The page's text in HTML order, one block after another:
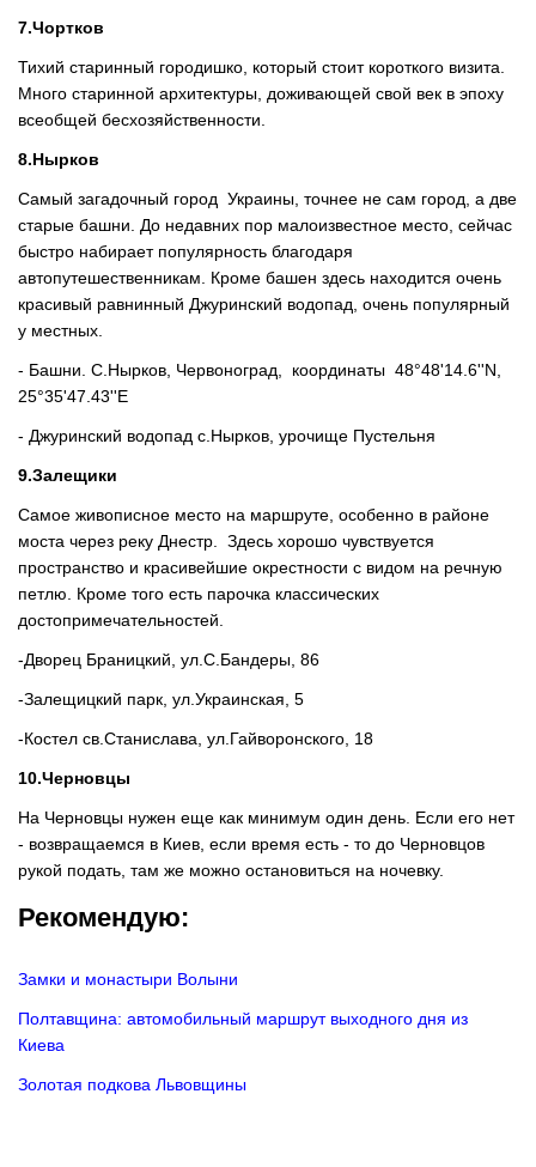
7.Чортков
Тихий старинный городишко, который стоит короткого визита.
Много старинной архитектуры, доживающей свой век в эпоху
всеобщей бесхозяйственности.
8.Нырков
Самый загадочный город Украины, точнее не сам город, а две
старые башни. До недавних пор малоизвестное место, сейчас
быстро набирает популярность благодаря
автопутешественникам. Кроме башен здесь находится очень
красивый равнинный Джуринский водопад, очень популярный
у местных.
- Башни. С.Нырков, Червоноград, координаты 48°48'14.6''N,
25°35'47.43''E
- Джуринский водопад с.Нырков, урочище Пустельня
9.Залещики
Самое живописное место на маршруте, особенно в районе
моста через реку Днестр. Здесь хорошо чувствуется
пространство и красивейшие окрестности с видом на речную
петлю. Кроме того есть парочка классических
достопримечательностей.
-Дворец Браницкий, ул.С.Бандеры, 86
-Залещицкий парк, ул.Украинская, 5
-Костел св.Станислава, ул.Гайворонского, 18
10.Черновцы
На Черновцы нужен еще как минимум один день. Если его нет
- возвращаемся в Киев, если время есть - то до Черновцов
рукой подать, там же можно остановиться на ночевку.
Рекомендую:
Замки и монастыри Волыни
Полтавщина: автомобильный маршрут выходного дня из
Киева
Золотая подкова Львовщины